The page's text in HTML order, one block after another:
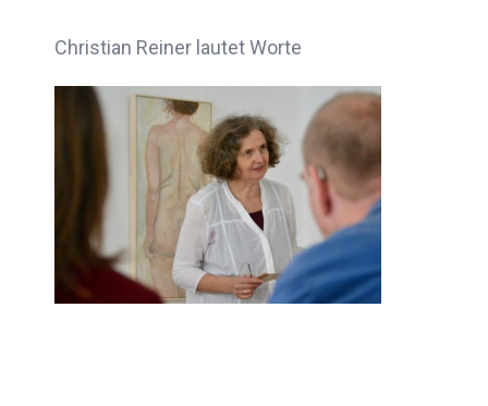
Christian Reiner lautet Worte